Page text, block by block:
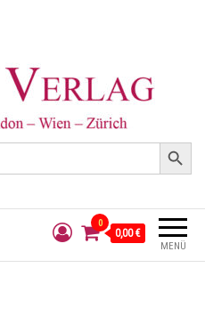
Search Button
MENÜ
0
0,00 €